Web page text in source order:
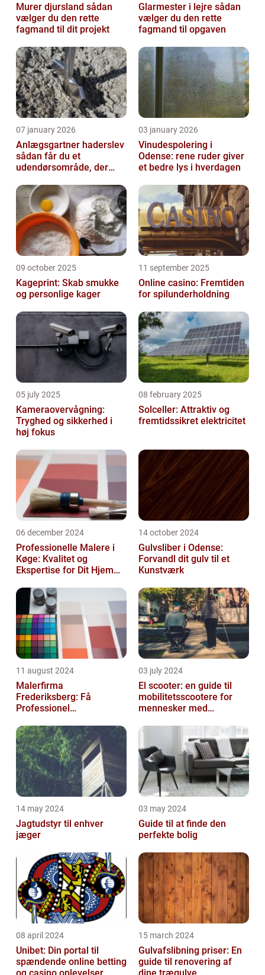
Murer djursland sådan
vælger du den rette
fagmand til dit projekt
Glarmester i lejre sådan
vælger du den rette
fagmand til opgaven
07 january 2026
Anlægsgartner haderslev
sådan får du et
udendørsområde, der
03 january 2026
Vinudespolering i
Odense: rene ruder giver
et bedre lys i hverdagen
09 october 2025
Kageprint: Skab smukke
og personlige kager
11 september 2025
Online casino: Fremtiden
for spilunderholdning
05 july 2025
Kameraovervågning:
Tryghed og sikkerhed i
høj fokus
08 february 2025
Solceller: Attraktiv og
fremtidssikret elektricitet
06 december 2024
Professionelle Malere i
Køge: Kvalitet og
Ekspertise for Dit Hjem
14 october 2024
Gulvsliber i Odense:
Forvandl dit gulv til et
Kunstværk
11 august 2024
Malerfirma
Frederiksberg: Få
Professionel
eller virksomhed
03 july 2024
El scooter: en guide til
mobilitetsscootere for
mennesker med
14 may 2024
Jagtudstyr til enhver
jæger
03 may 2024
Guide til at finde den
perfekte bolig
08 april 2024
Unibet: Din portal til
spændende online betting
15 march 2024
Gulvafslibning priser: En
guide til renovering af